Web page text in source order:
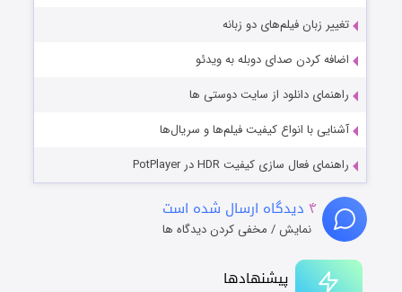
پیشنهادها
تغییر زبان فیلم‌های دو زبانه
اضافه کردن صدای دوبله به ویدئو
راهنمای دانلود از سایت دوستی ها
آشنایی با انواع کیفیت فیلم‌ها و سریال‌ها
راهنمای فعال سازی کیفیت HDR در PotPlayer
۴ دیدگاه ارسال شده است
نمایش / مخفی کردن دیدگاه ها